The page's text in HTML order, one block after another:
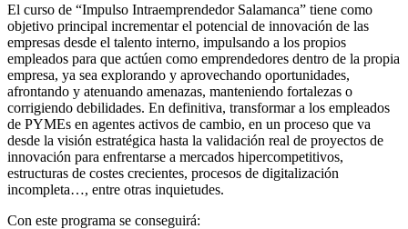
El curso de “Impulso Intraemprendedor Salamanca” tiene como
objetivo principal incrementar el potencial de innovación de las
empresas desde el talento interno, impulsando a los propios
empleados para que actúen como emprendedores dentro de la propia
empresa, ya sea explorando y aprovechando oportunidades,
afrontando y atenuando amenazas, manteniendo fortalezas o
corrigiendo debilidades. En definitiva, transformar a los empleados
de PYMEs en agentes activos de cambio, en un proceso que va
desde la visión estratégica hasta la validación real de proyectos de
innovación para enfrentarse a mercados hipercompetitivos,
estructuras de costes crecientes, procesos de digitalización
incompleta…, entre otras inquietudes.
Con este programa se conseguirá: